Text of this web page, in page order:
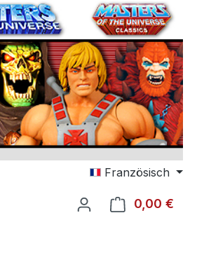
Französisch
0,00 €